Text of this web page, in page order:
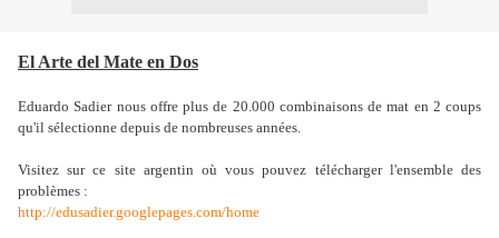
El Arte del Mate en Dos
Eduardo Sadier nous offre plus de 20.000 combinaisons de mat en 2 coups
qu'il sélectionne depuis de nombreuses années.
Visitez sur ce site argentin où vous pouvez télécharger l'ensemble des
problèmes :
http://edusadier.googlepages.com/home